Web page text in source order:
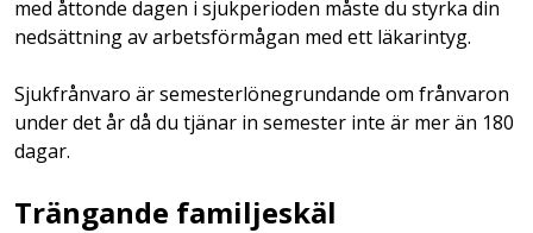
med åttonde dagen i sjukperioden måste du styrka din
nedsättning av arbetsförmågan med ett läkarintyg.
Sjukfrånvaro är semesterlönegrundande om frånvaron
under det år då du tjänar in semester inte är mer än 180
dagar.
Trängande familjeskäl